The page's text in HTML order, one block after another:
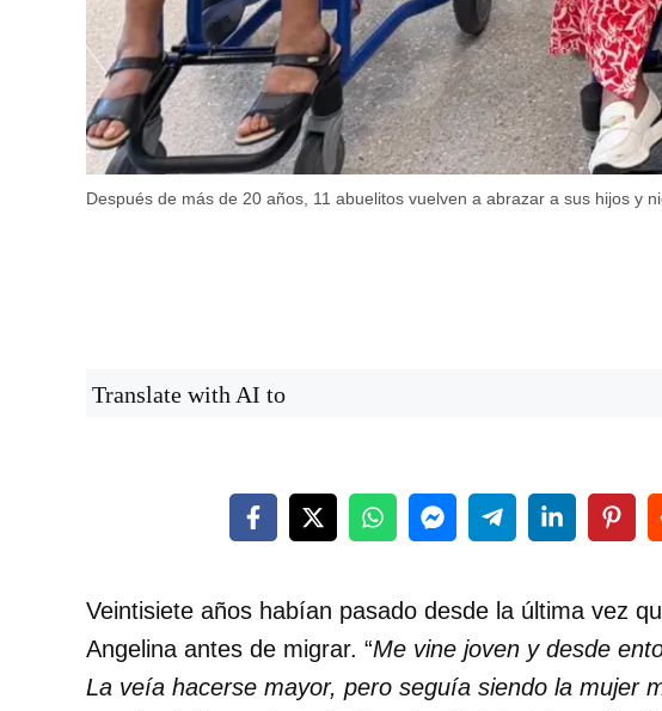
Después de más de 20 años, 11 abuelitos vuelven a abrazar a sus hijos y
Translate with AI to
Veintisiete años habían pasado desde la última vez
Angelina antes de migrar. “Me vine joven y desde
La veía hacerse mayor, pero seguía siendo la mujer